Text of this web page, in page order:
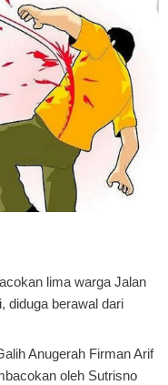
lima warga Jalan
diduga berawal dari
Anugerah Firman Arif
oleh Sutrisno